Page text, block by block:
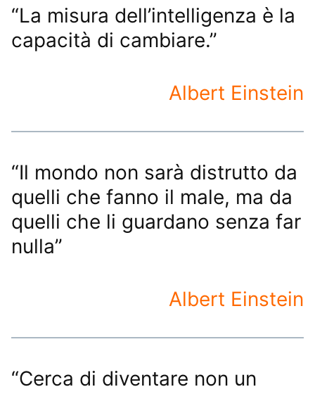
“La misura dell’intelligenza è la
capacità di cambiare.”
Albert Einstein
“Il mondo non sarà distrutto da
quelli che fanno il male, ma da
quelli che li guardano senza far
nulla”
Albert Einstein
“Cerca di diventare non un